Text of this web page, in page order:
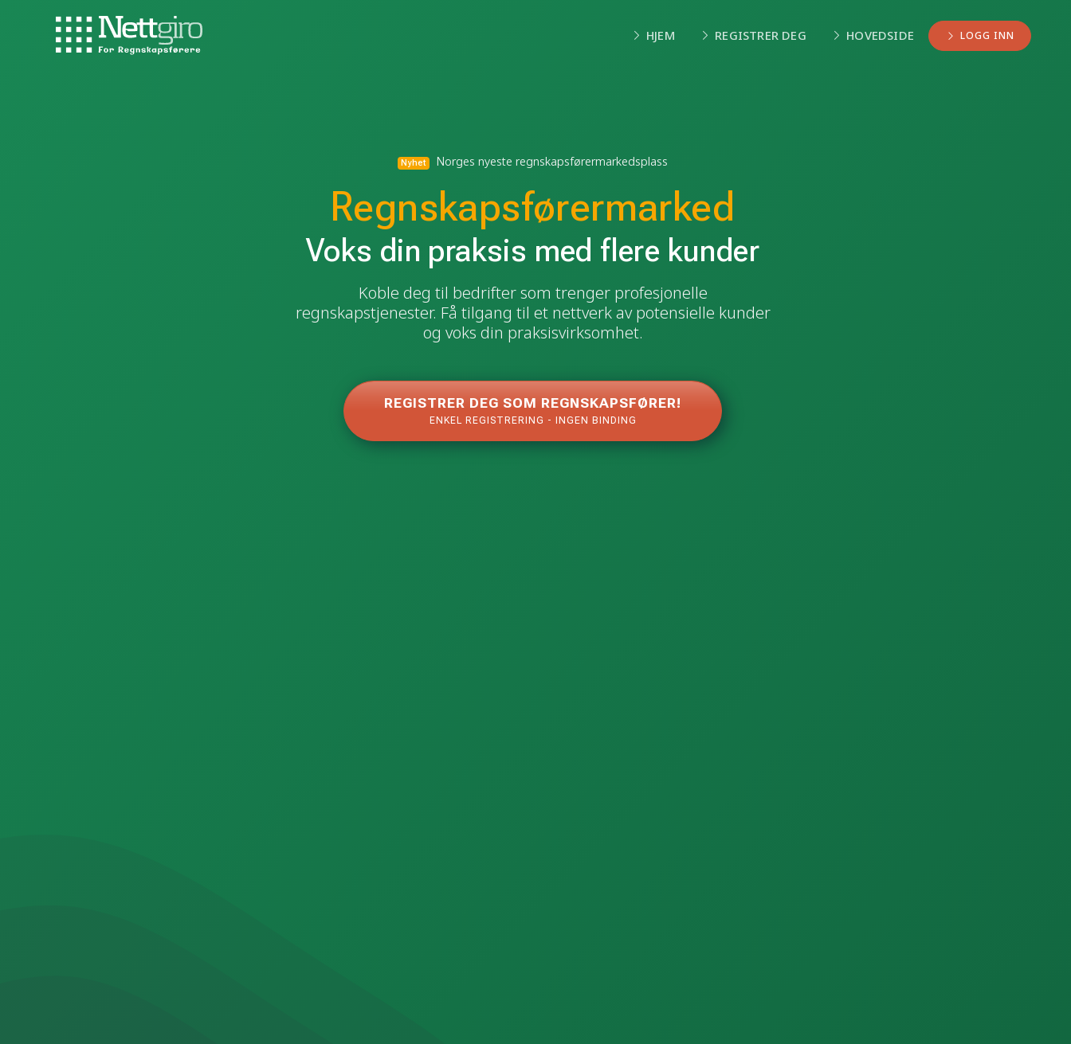
HJEM REGISTRER DEG HOVEDSIDE LOGG INN
Nyhet Norges nyeste regnskapsførermarkedsplass
Regnskapsførermarked
Voks din praksis med flere kunder
Koble deg til bedrifter som trenger profesjonelle
regnskapstjenester. Få tilgang til et nettverk av potensielle kunder
og voks din praksisvirksomhet.
REGISTRER DEG SOM REGNSKAPSFØRER!
ENKEL REGISTRERING - INGEN BINDING